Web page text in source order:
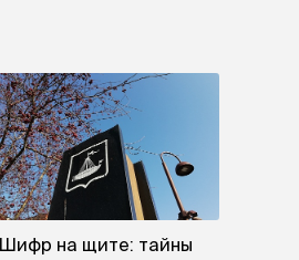
Шифр на щите: тайны